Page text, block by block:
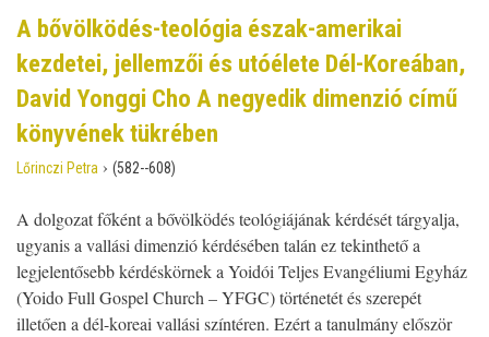
A bővölködés-teológia észak-amerikai
kezdetei, jellemzői és utóélete Dél-Koreában,
David Yonggi Cho A negyedik dimenzió című
könyvének tükrében
Lőrinczi Petra › (582--608)
A dolgozat főként a bővölködés teológiájának kérdését tárgyalja,
ugyanis a vallási dimenzió kérdésében talán ez tekinthető a
legjelentősebb kérdéskörnek a Yoidói Teljes Evangéliumi Egyház
(Yoido Full Gospel Church – YFGC) történetét és szerepét
illetően a dél-koreai vallási színtéren. Ezért a tanulmány először